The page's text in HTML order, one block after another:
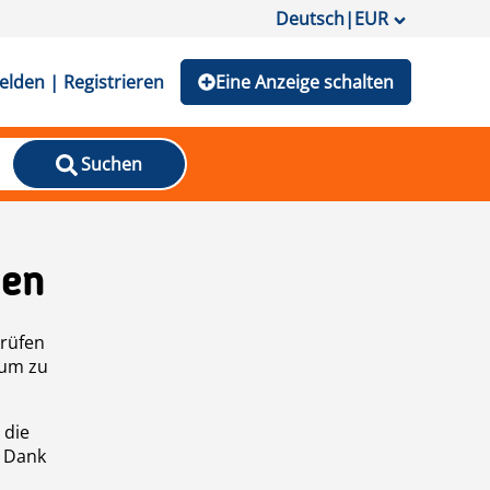
Deutsch|EUR
| Registrieren Eine Anzeige schalten
Suchen
zu
die